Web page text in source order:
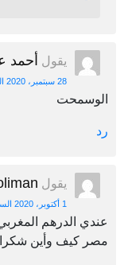
يقول أحمد
28 سبتمبر، 2020 الساعة 11:46 م
الوسمحت
رد
يقول
1 أكتوبر، 2020 الساعة 1:36 م
عندي الدرهم
مصر كيف وأين